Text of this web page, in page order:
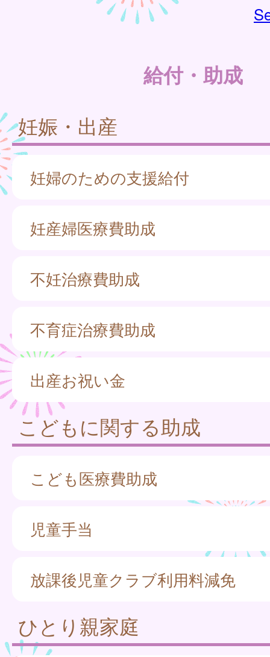
給付・助成
妊娠・出産
妊婦のための支援給付
妊産婦医療費助成
不妊治療費助成
不育症治療費助成
出産お祝い金
こどもに関する助成
こども医療費助成
児童手当
放課後児童クラブ利用料減免
ひとり親家庭